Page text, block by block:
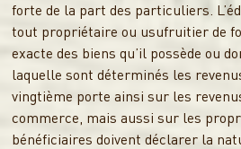
forte de la part des particuliers.
tout propriétaire ou usufruitier de
exacte des biens qu’il possède ou
laquelle sont déterminés les
vingtième porte ainsi sur les
commerce, mais aussi sur les
bénéficiaires doivent déclarer la